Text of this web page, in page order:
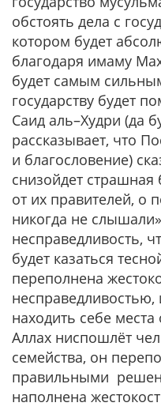
обстоять дела с
котором будет
благодаря имаму
будет самым
государству будет
Саид аль–Худри (да
рассказывает, что
и благословение)
снизойдет страшная
от их правителей, о
никогда не
несправедливость,
будет казаться
переполнена
находить себе места
Аллах ниспошлёт
семейства, он
правильными
наполнена